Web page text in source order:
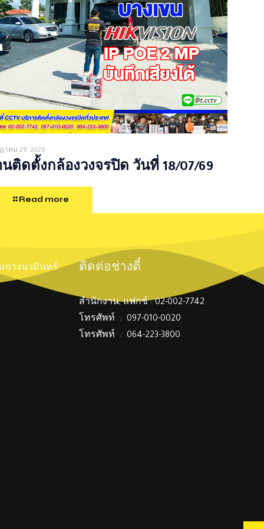
าคม 29, 2026
นติดตั้งกล้องวงจรปิด วันที่ 18/07/69
Read more
แขวงนวมินทร์ ติดต่อช่างตี๋
สำนักงาน, แฟกซ์ : 02-002-7742
โทรศัพท์ : 097-010-0020
โทรศัพท์ : 064-223-3800